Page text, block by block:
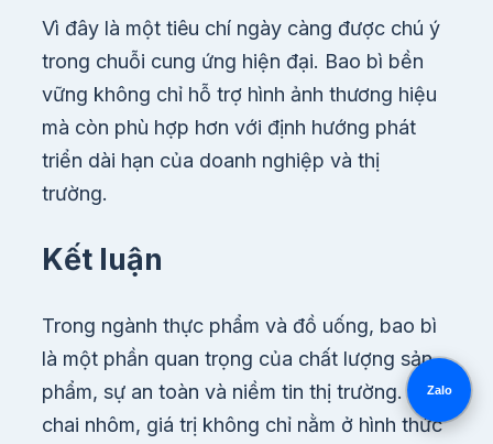
Vì đây là một tiêu chí ngày càng được chú ý
trong chuỗi cung ứng hiện đại. Bao bì bền
vững không chỉ hỗ trợ hình ảnh thương hiệu
mà còn phù hợp hơn với định hướng phát
triển dài hạn của doanh nghiệp và thị
trường.
Kết luận
Trong ngành thực phẩm và đồ uống, bao bì
là một phần quan trọng của chất lượng sản
phẩm, sự an toàn và niềm tin thị trường. Với
chai nhôm, giá trị không chỉ nằm ở hình thức
Zalo